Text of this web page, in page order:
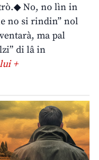
No, no lìn in
no si rindin” nol
ma pal
di lâ in
+